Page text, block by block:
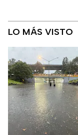
LO MÁS VISTO